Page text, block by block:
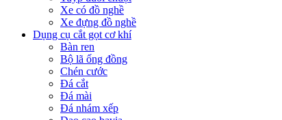
Xe có đồ nghề
Xe đựng đồ nghề
Dụng cụ cắt gọt cơ khí
Bàn ren
Bộ lã ống đồng
Chén cước
Đá cắt
Đá mài
Đá nhám xếp